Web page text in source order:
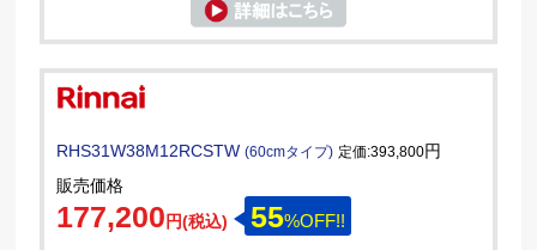
RHS31W38M12RCSTW(60cmタイプ) 定価:393,800円
販売価格
177,200 円(税込) 55%OFF!!